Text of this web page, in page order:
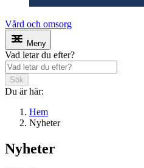
Vård och omsorg
Meny
Vad letar du efter?
Sök
Du är här:
Hem
Nyheter
Nyheter